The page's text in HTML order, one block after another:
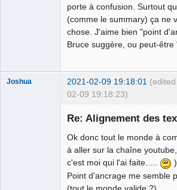
porte à confusion. Surtout
(comme le summary) ça ne
chose. J'aime bien "point
Bruce suggère, ou peut-
Joshua 2021-02-09 19:18:01
02-09 19:18:23)
Re: Alignement des
Ok donc tout le monde à
à aller sur la chaîne
c'est moi qui l'ai faite.....
)
Point d'ancrage me semble
(tout le monde valide ?).